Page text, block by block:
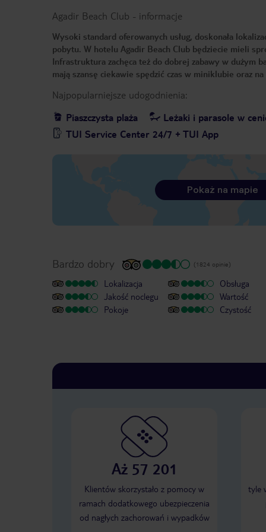
Agadir Beach Club - informacje
Wysoki standard oferowanych usług, doskonała
pobytu. W hotelu Agadir Beach Club będziecie mieli
Infrastruktura zachęca też do dobrej zabawy w dużym
mają szansę ciekawie spędzić czas w miniklubie oraz na
Najpopularniejsze udogodnienia:
Piaszczysta plaża
Leżaki i parasole w
TUI Service Center 24/7 + TUI App
Pokaż na mapie
Bardzo dobry (1824 opinie)
Lokalizacja
Jakość noclegu
Pokoje
Obsługa
Wartość
Czystość
Aż 57 201
Klientów skorzystało z pomocy w
ramach dodatkowego ubezpieczenia
od nagłych zachorowań i wypadków
tyle